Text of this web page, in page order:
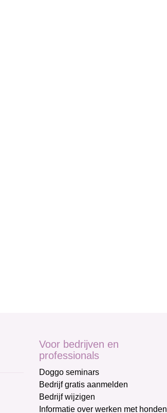
Voor bedrijven en
professionals
Doggo seminars
Bedrijf gratis aanmelden
Bedrijf wijzigen
Informatie over werken met honden